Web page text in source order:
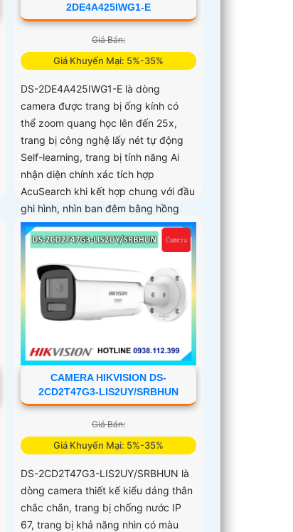
2DE4A425IWG1-E
Giá Bán:
Giá Khuyến Mại: 5%-35%
DS-2DE4A425IWG1-E là dòng
camera được trang bị ống kính có
thể zoom quang học lên đến 25x,
trang bị công nghệ lấy nét tự động
Self-learning, trang bị tính năng Ai
nhận diện chính xác tích hợp
AcuSearch khi kết hợp chung với đầu
ghi hình, nhìn ban đêm bằng hồng
ngoại 50m
CAMERA HIKVISION DS-
2CD2T47G3-LIS2UY/SRBHUN
Giá Bán:
Giá Khuyến Mại: 5%-35%
DS-2CD2T47G3-LIS2UY/SRBHUN là
dòng camera thiết kế kiểu dáng thân
chắc chắn, trang bị chống nước IP
67, trang bị khả năng nhìn có màu